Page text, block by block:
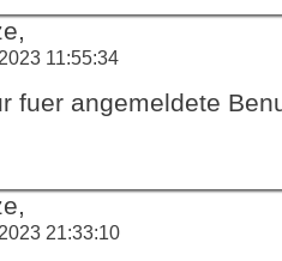
11:55:34
fuer angemeldete
21:33:10